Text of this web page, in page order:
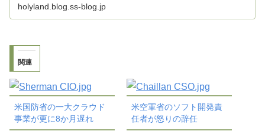
holyland.blog.ss-blog.jp
関連
米国防省の一大クラウド
事業が更に8か月遅れ
米空軍省のソフト開発責
任者が怒りの辞任